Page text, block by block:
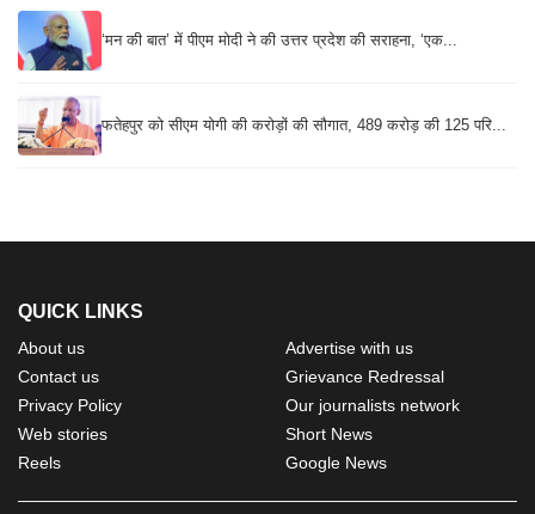
‘मन की बात’ में पीएम मोदी ने की उत्तर प्रदेश की सराहना, ‘एक...
फतेहपुर को सीएम योगी की करोड़ों की सौगात, 489 करोड़ की 125 परि...
QUICK LINKS
About us
Contact us
Privacy Policy
Advertise with us
Grievance Redressal
Our journalists network
Web stories
Reels
Short News
Google News